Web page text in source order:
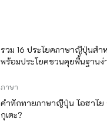
รวม 16 ประโยคภาษาญี่ปุ่นสำ
พร้อมประโยคชวนคุยพื้นฐานง่
ภาษา
คำทักทายภาษาญี่ปุ่น โอฮาโย
กุเตะ?